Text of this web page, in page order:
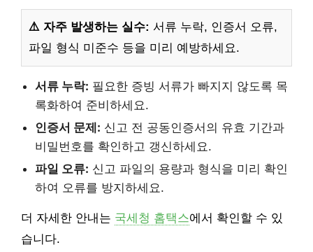
⚠️ 자주 발생하는 실수: 서류 누락, 인증서 오류,
파일 형식 미준수 등을 미리 예방하세요.
서류 누락: 필요한 증빙 서류가 빠지지 않도록 목
록화하여 준비하세요.
인증서 문제: 신고 전 공동인증서의 유효 기간과
비밀번호를 확인하고 갱신하세요.
파일 오류: 신고 파일의 용량과 형식을 미리 확인
하여 오류를 방지하세요.
더 자세한 안내는 국세청 홈택스에서 확인할 수 있
습니다.